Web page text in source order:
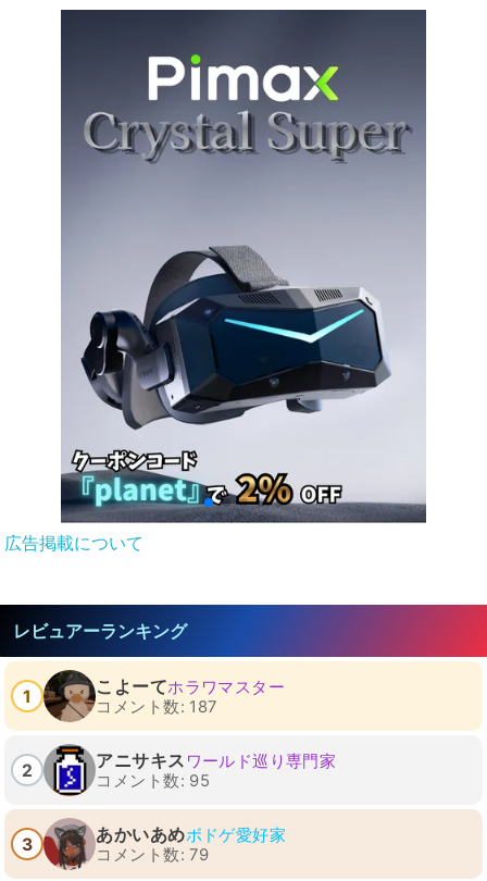
広告掲載について
レビュアーランキング
1 こよーてホラワマスター
コメント数: 187
2 アニサキス ワールド巡り専門家
コメント数: 95
3 あかいあめボドゲ愛好家
コメント数: 79